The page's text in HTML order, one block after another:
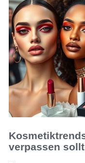
verpassen